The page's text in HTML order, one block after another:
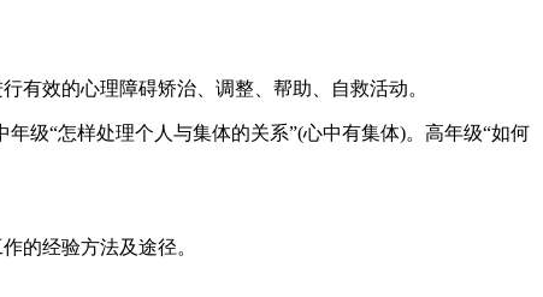
有效的心理障碍矫治、调整、帮助、自救活动。
级“怎样处理个人与集体的关系”(心中有集体)。高年级“如何
的经验方法及途径。